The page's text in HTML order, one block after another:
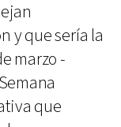
y que sería la
marzo -
que